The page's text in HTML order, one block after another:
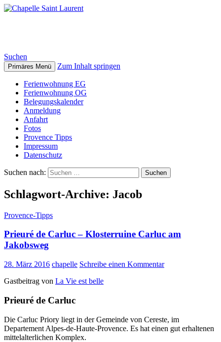
Suchen
Primäres Menü Zum Inhalt springen
Ferienwohnung EG
Ferienwohnung OG
Belegungskalender
Anmeldung
Anfahrt
Fotos
Provence Tipps
Impressum
Datenschutz
Suchen nach:
Schlagwort-Archive: Jacob
Provence-Tipps
Prieuré de Carluc – Klosterruine Carluc am
Jakobsweg
28. März 2016 chapelle Schreibe einen Kommentar
Gastbeitrag von La Vie est belle
Prieuré de Carluc
Die Carluc Priory liegt in der Gemeinde von Cereste, im
Departement Alpes-de-Haute-Provence. Es hat einen gut erhaltenen
mittelalterlichen Komplex.